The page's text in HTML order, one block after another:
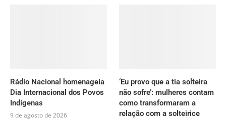
Rádio Nacional homenageia
Dia Internacional dos Povos
Indígenas
9 de agosto de 2026
‘Eu provo que a tia solteira
não sofre’: mulheres contam
como transformaram a
relação com a solteirice